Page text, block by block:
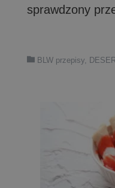
sprawdzony
BLW przepisy,